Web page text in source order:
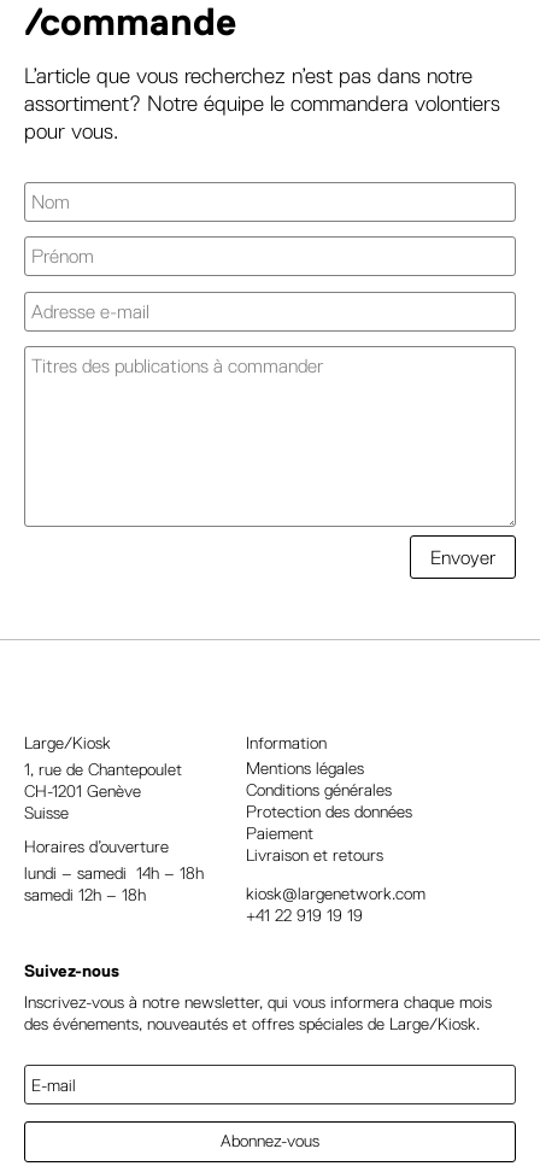
/commande
L’article que vous recherchez n’est pas dans notre
assortiment? Notre équipe le commandera volontiers
pour vous.
Envoyer
e
Large/Kiosk
1, rue de Chantepoulet
CH-1201 Genève
Suisse
Horaires d’ouverture
lundi – samedi 14h – 18h
samedi 12h – 18h
Information
Mentions légales
Conditions générales
Protection des données
Paiement
Livraison et retours
kiosk@largenetwork.com
+41 22 919 19 19
Suivez-nous
Inscrivez-vous à notre newsletter, qui vous informera chaque mois
des événements, nouveautés et offres spéciales de Large/Kiosk.
Abonnez-vous